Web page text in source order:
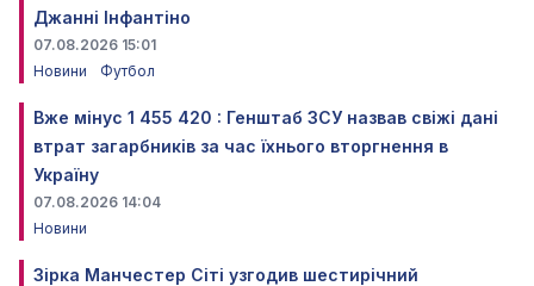
Джанні Інфантіно
07.08.2026 15:01
Новини
Футбол
Вже мінус 1 455 420 : Генштаб ЗСУ назвав свіжі дані
втрат загарбників за час їхнього вторгнення в
Україну
07.08.2026 14:04
Новини
Зірка Манчестер Сіті узгодив шестирічний